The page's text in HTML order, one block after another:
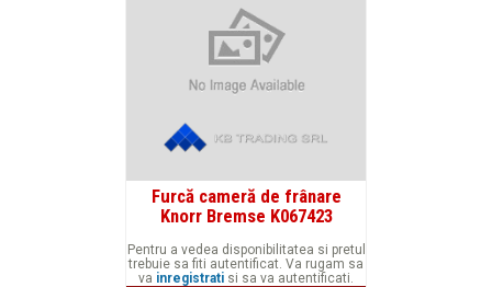
Furcă cameră de frânare
Knorr Bremse K067423
Pentru a vedea disponibilitatea si pretul
trebuie sa fiti autentificat. Va rugam sa
va inregistrati si sa va autentificati.